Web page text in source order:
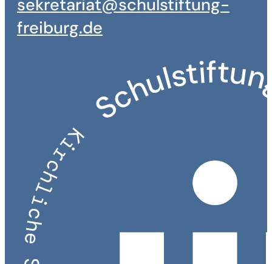
sekretariat@schulstiftung-
freiburg.de